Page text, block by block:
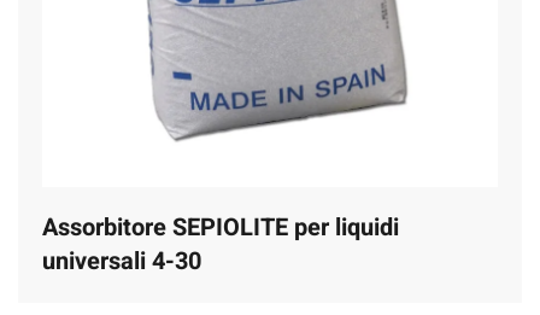
Assorbitore SEPIOLITE per liquidi
universali 4-30